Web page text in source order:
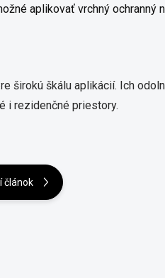
aplikovať vrchný ochranný
širokú škálu aplikácií. Ich
i rezidenčné priestory.
článok